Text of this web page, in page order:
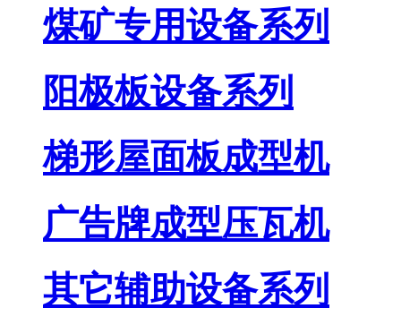
煤矿专用设备系列
阳极板设备系列
梯形屋面板成型机
广告牌成型压瓦机
其它辅助设备系列